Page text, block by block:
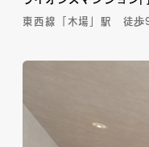
東西線「木場」駅 徒歩